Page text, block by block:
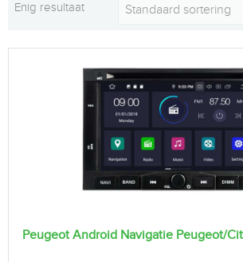
Enig resultaat
Peugeot Android Navigatie Peugeot/